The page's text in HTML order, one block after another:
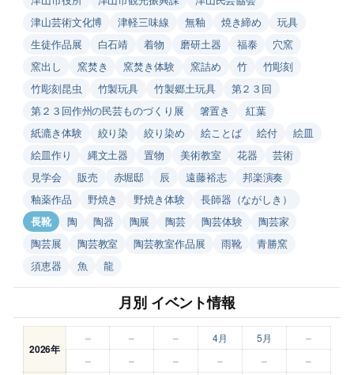
津山芸術文化博
津軽三味線 無釉 焼き締め
玩具
生徒作品展
白石靖 着物 磨研土器 福泰
穴窯
窯出し
窯焚き 窯焚き体験 窯詰め 竹
竹彫刻
竹彫刻昆虫
竹製玩具 竹製郷土玩具
第２３回
第２３回作州の民芸ものづくり展
箸置き
紅葉
紙漉き体験
絞り染 絞り染め 絵ことば 絵付
絵皿
絵皿作り
縄文土器 置物 美術教室 花器
芸術
見学会
販売 赤堀邸 辰 遠藤裕志
邦楽演奏
釉薬作品
野焼き 野焼き体験
長師器（ながしき）
長靴
陶 陶器 陶展 陶芸 陶芸体験
陶芸家
陶芸展
陶芸教室 陶芸教室作品展 雨靴
青勝窯
須恵器
魚 龍
月別 イベント情報
2026年
– – – 4月 5月
–
–
– – – – –